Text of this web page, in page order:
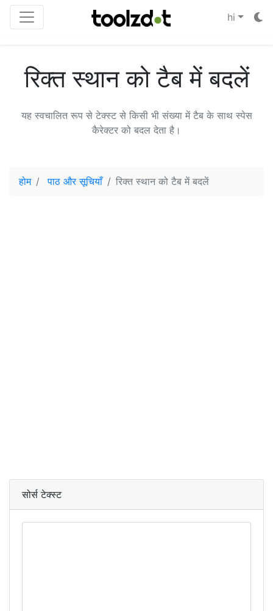
hi
रिक्त स्थान को टैब में बदलें
यह स्वचालित रूप से टेक्स्ट से किसी भी संख्या में टैब के साथ स्पेस
कैरेक्टर को बदल देता है।
होम पाठ और सूचियाँ रिक्त स्थान को टैब में बदलें
सोर्स टेक्स्ट